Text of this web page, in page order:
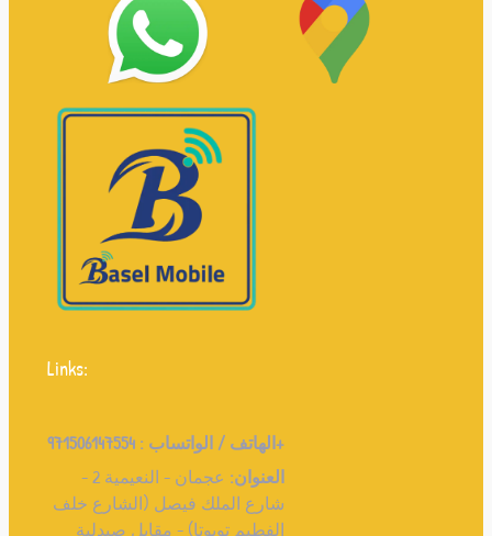
Links:
الهاتف / الواتساب :971506147554+
العنوان:
عجمان - النعيمية 2 -
شارع الملك فيصل (الشارع خلف
الفطيم تويوتا) - مقابل صيدلية